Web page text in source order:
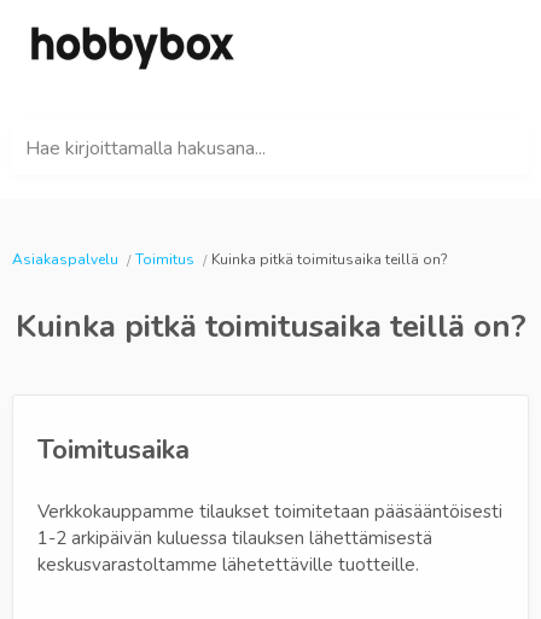
Hae kirjoittamalla hakusana...
Asiakaspalvelu Toimitus Kuinka pitkä toimitusaika teillä on?
Kuinka pitkä toimitusaika teillä on?
Toimitusaika
Verkkokauppamme tilaukset toimitetaan pääsääntöisesti
1-2 arkipäivän kuluessa tilauksen lähettämisestä
keskusvarastoltamme lähetettäville tuotteille.